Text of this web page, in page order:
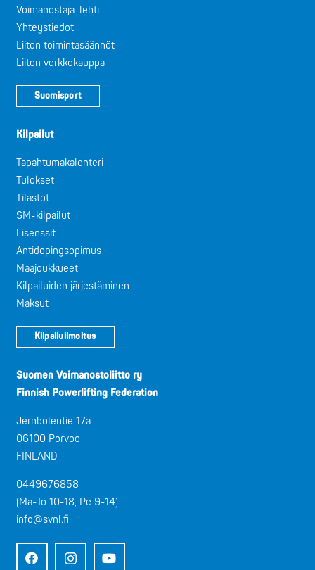
Voimanostaja-lehti
Yhteystiedot
Liiton toimintasäännöt
Liiton verkkokauppa
Suomisport
Kilpailut
Tapahtumakalenteri
Tulokset
Tilastot
SM-kilpailut
Lisenssit
Antidopingsopimus
Maajoukkueet
Kilpailuiden järjestäminen
Maksut
Kilpailuilmoitus
Suomen Voimanostoliitto ry
Finnish Powerlifting Federation
Jernbölentie 17a
06100 Porvoo
FINLAND
0449676858
(Ma-To 10-18, Pe 9-14)
info@svnl.fi